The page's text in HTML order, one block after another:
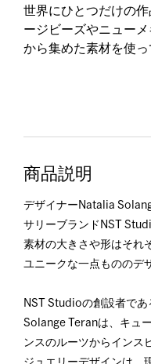
世界にひとつだけの
ージビーズやニュー
から集めた素材を使っ
商品説明
デザイナーNatalia
サリーブランドNST
素材の大きさや形はそれ
ユニークな一点もののデ
NST Studioの創設者で
Solange Teranは、キュ
ンスのルーツからインス